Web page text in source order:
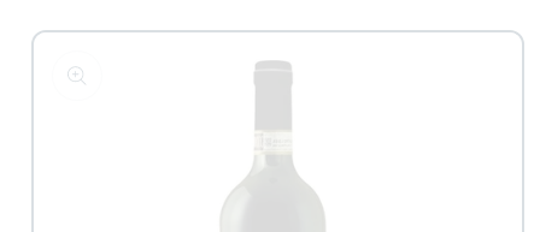
Passa alle
informazioni
sul prodotto